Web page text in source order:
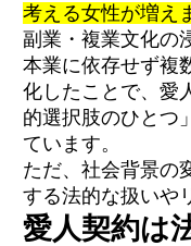
考える女性が増え
副業・複業文化の
本業に依存せず複
化したことで、愛
的選択肢のひとつ
ています。
ただ、社会背景の
する法的な扱いや
愛人契約は